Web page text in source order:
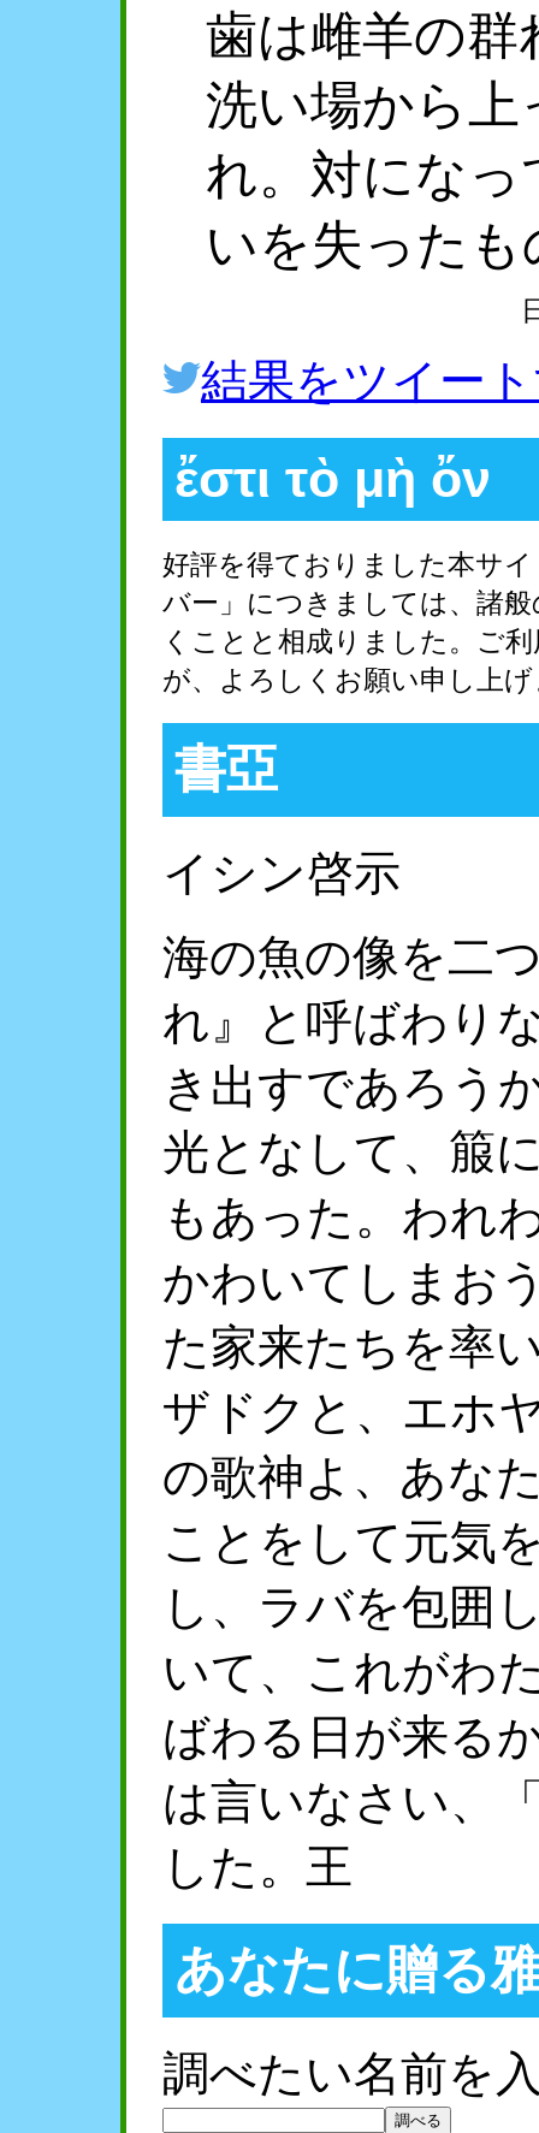
歯は雌羊の群
洗い場から上
れ。対にな
いを失った
結果をツイー
ἔστι τὸ μὴ ὄν
好評を得ておりました本サ
バー」につきましては、諸
くことと相成りました。ご
が、よろしくお願い申し上
書亞
イシン啓示
海の魚の像を二
れ』と呼ばわり
き出すであろう
光となして、箙
もあった。われ
かわいてしまお
た家来たちを率
ザドクと、エホ
の歌神よ、あな
ことをして元気
し、ラバを包囲
いて、これがわ
ばわる日が来る
は言いなさい、
した。王
あなたに贈る
調べたい名前を